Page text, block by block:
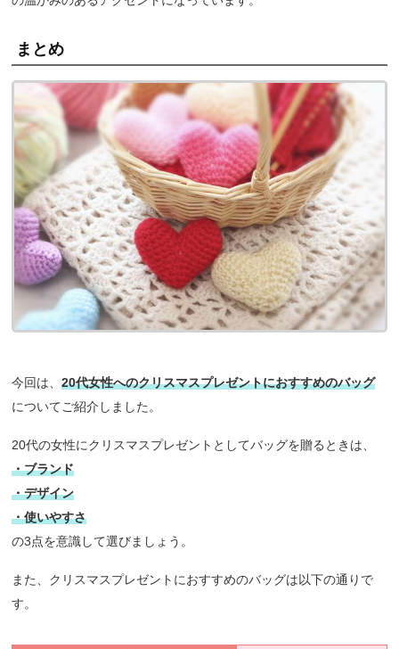
まとめ
今回は、20代女性へのクリスマスプレゼントにおすすめのバッグ
についてご紹介しました。
20代の女性にクリスマスプレゼントとしてバッグを贈るときは、
・ブランド
・デザイン
・使いやすさ
の3点を意識して選びましょう。
また、クリスマスプレゼントにおすすめのバッグは以下の通りで
す。